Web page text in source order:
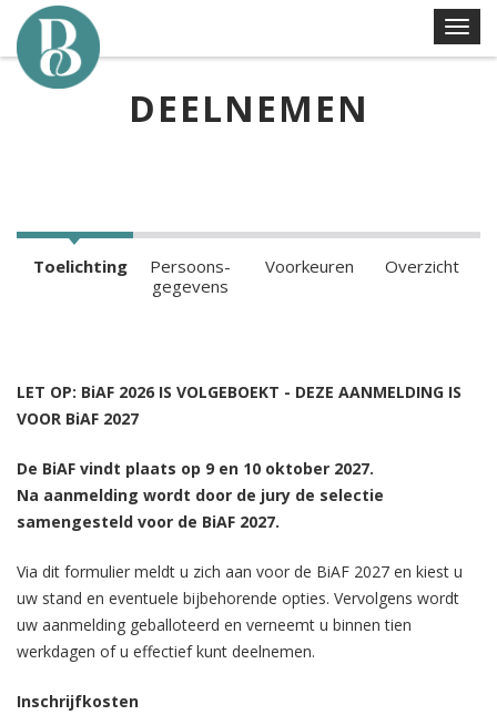
content
T
o
v
i
o
DEELNEMEN
Toelichting
Persoons­
gegevens
Voorkeuren Overzicht
LET OP: BiAF 2026 IS VOLGEBOEKT - DEZE AANMELDING IS
VOOR BiAF 2027
De BiAF vindt plaats op 9 en 10 oktober 2027.
Na aanmelding wordt door de jury de selectie
samengesteld voor de BiAF 2027.
Via dit formulier meldt u zich aan voor de BiAF 2027 en kiest u
uw stand en eventuele bijbehorende opties. Vervolgens wordt
uw aanmelding geballoteerd en verneemt u binnen tien
werkdagen of u effectief kunt deelnemen.
Inschrijfkosten